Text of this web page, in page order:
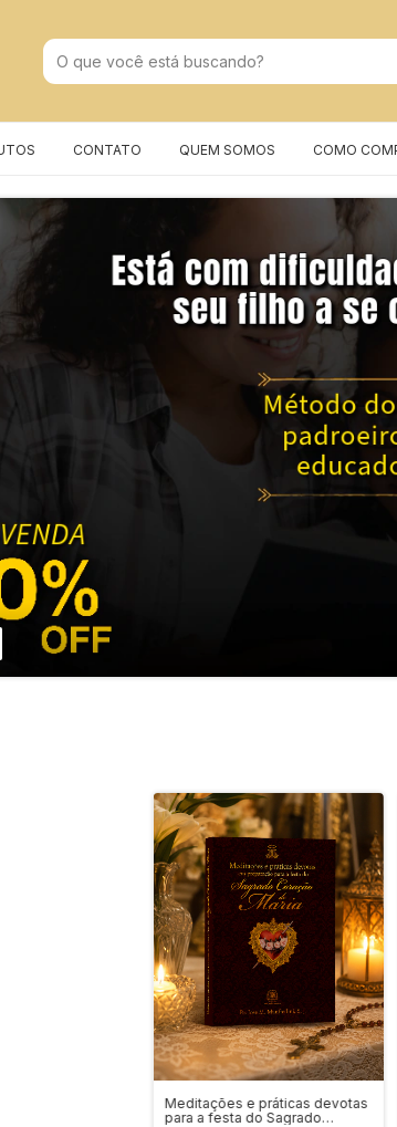
CONTATO QUEM SOMOS COMO
Meditações e práticas devotas
para a festa do Sagrado